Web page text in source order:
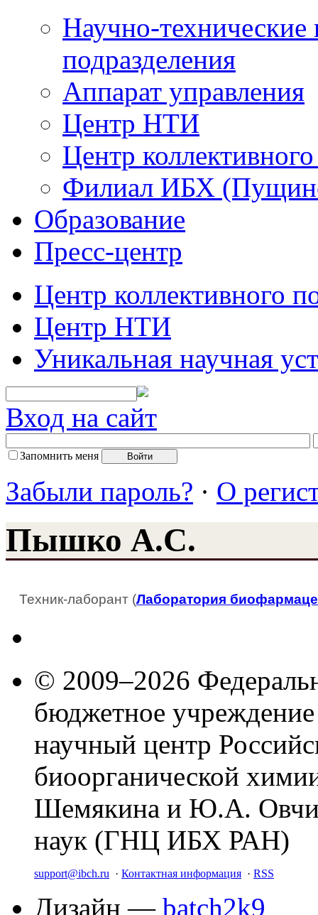
Научно-технические
подразделения
Аппарат управления
Центр НТИ
Центр
Филиал ИБХ
Образование
Пресс-центр
Центр коллективного
Центр НТИ
Уникальная научная
Вход на сайт
Запомнить меня
Забыли пароль? · О
Пышко А.С.
Техник-лаборант (Лаборатория
© 2009–2026
бюджетное
научный центр
биоорганической
Шемякина и Ю.А.
наук (ГНЦ ИБХ РАН)
support@ibch.ru · Контактная информация · RSS
Дизайн — batch2k9